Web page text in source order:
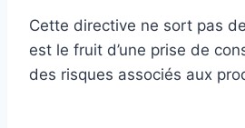
Cette directive ne sort pas
est le fruit d’une prise de
des risques associés aux